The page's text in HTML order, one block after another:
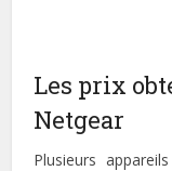
Les prix
Netgear
Plusieurs